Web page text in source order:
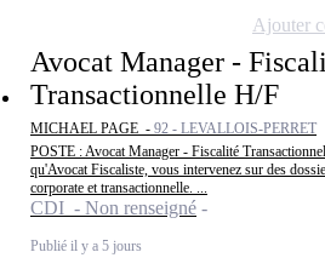
Avocat Manager -
Transactionnelle H/F
MICHAEL PAGE - 92 - LEVALLOIS-PERRET
POSTE : Avocat Manager - Fiscalité
qu'Avocat Fiscaliste, vous intervenez sur des
corporate et transactionnelle. ...
CDI - Non renseigné
Publié il y a 5 jours
Ajouter